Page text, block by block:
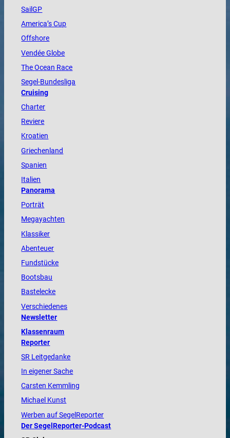
SailGP
America’s Cup
Offshore
VendéeGlobe
TheOcean Race
Segel-Bundesliga
Cruising
Charter
Reviere
Kroatien
Griechenland
Spanien
Italien
Panorama
Porträt
Megayachten
Klassiker
Abenteuer
Fundstücke
Bootsbau
Bastelecke
Verschiedenes
Newsletter
Klassenraum
Reporter
SR Leitgedanke
In eigener Sache
Carsten Kemmling
Michael Kunst
Werben auf SegelReporter
Der SegelReporter-Podcast